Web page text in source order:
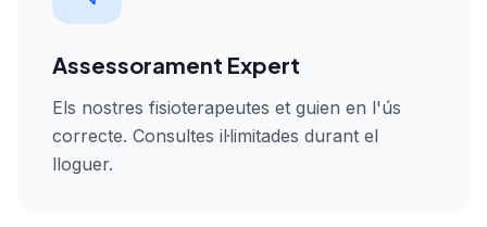
Assessorament Expert
Els nostres fisioterapeutes et guien en l'ús
correcte. Consultes il·limitades durant el
lloguer.